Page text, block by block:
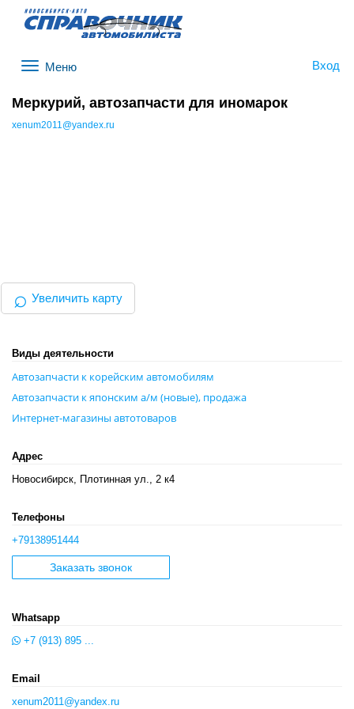
Вход
Меркурий, автозапчасти для иномарок
xenum2011@yandex.ru
⌕ Увеличить карту
Виды деятельности
Автозапчасти к корейским автомобилям
Автозапчасти к японским а/м (новые), продажа
Интернет-магазины автотоваров
Адрес
Новосибирск, Плотинная ул., 2 к4
Телефоны
+79138951444
Заказать звонок
Whatsapp
+7 (913) 895 ...
Email
xenum2011@yandex.ru